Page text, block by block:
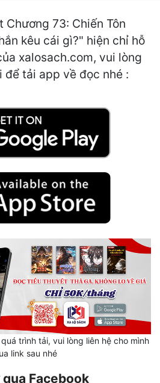
Chương 73: Chiến Tôn
kêu cái gì?" hiện chỉ hỗ
xalosach.com, vui lòng
tải app về đọc nhé :
trình tải, vui lòng liên hệ cho mình
link sau nhé
Facebook